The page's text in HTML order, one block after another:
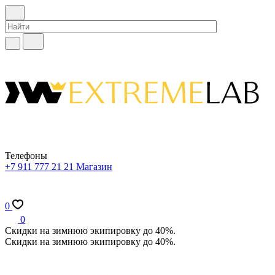
Телефоны
+7 911 777 21 21 Магазин
0
0
Скидки на зимнюю экипировку до 40%.
Скидки на зимнюю экипировку до 40%.